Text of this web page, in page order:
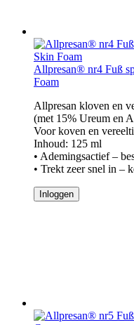
Allpresan® nr4 Fuß
Foam
Allpresan kloven en
(met 15% Ureum en
Voor koven en
Inhoud: 125 ml
• Ademingsactief –
• Trekt zeer snel in –
Inloggen